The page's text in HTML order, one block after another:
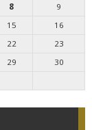
8
9
15
16
22
23
29
30